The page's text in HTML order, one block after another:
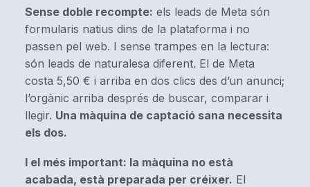
Sense doble recompte: els leads de Meta són
formularis natius dins de la plataforma i no
passen pel web. I sense trampes en la lectura:
són leads de naturalesa diferent. El de Meta
costa 5,50 € i arriba en dos clics des d’un anunci;
l’orgànic arriba després de buscar, comparar i
llegir. Una màquina de captació sana necessita
els dos.
I el més important: la màquina no està
acabada, està preparada per créixer. El